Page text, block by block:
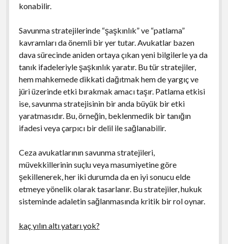
konabilir.
Savunma stratejilerinde “şaşkınlık” ve “patlama”
kavramları da önemli bir yer tutar. Avukatlar bazen
dava sürecinde aniden ortaya çıkan yeni bilgilerle ya da
tanık ifadeleriyle şaşkınlık yaratır. Bu tür stratejiler,
hem mahkemede dikkati dağıtmak hem de yargıç ve
jüri üzerinde etki bırakmak amacı taşır. Patlama etkisi
ise, savunma stratejisinin bir anda büyük bir etki
yaratmasıdır. Bu, örneğin, beklenmedik bir tanığın
ifadesi veya çarpıcı bir delil ile sağlanabilir.
Ceza avukatlarının savunma stratejileri,
müvekkillerinin suçlu veya masumiyetine göre
şekillenerek, her iki durumda da en iyi sonucu elde
etmeye yönelik olarak tasarlanır. Bu stratejiler, hukuk
sisteminde adaletin sağlanmasında kritik bir rol oynar.
kaç yılın altı yatarı yok?